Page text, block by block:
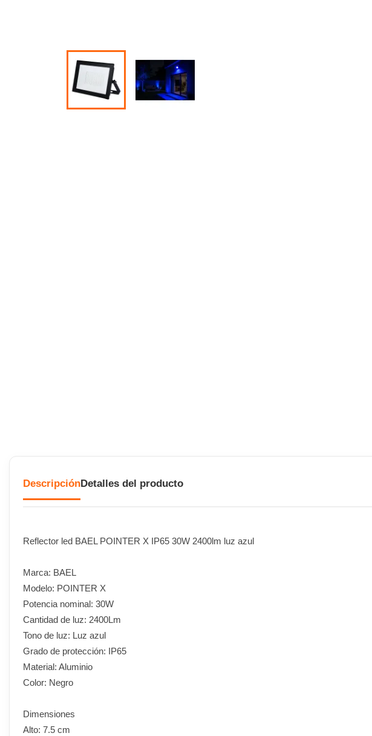
DescripciónDetalles del producto
Reflector led BAEL POINTER X IP65 30W 2400lm luz azul
Marca: BAEL
Modelo: POINTER X
Potencia nominal: 30W
Cantidad de luz: 2400Lm
Tono de luz: Luz azul
Grado de protección: IP65
Material: Aluminio
Color: Negro
Dimensiones
Alto: 7.5 cm